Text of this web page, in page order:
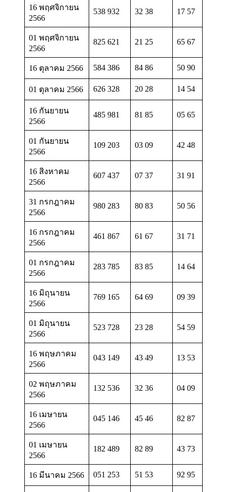
16 พฤศจิกายน
2566
538 932 32 38 17 57
01 พฤศจิกายน
2566
825 621 21 25 65 67
16 ตุลาคม 2566 584 386 84 86 50 90
01 ตุลาคม 2566 626 328 20 28 14 54
16 กันยายน
2566
485 981 81 85 05 65
01 กันยายน
2566
109 203 03 09 42 48
16 สิงหาคม
2566
607 437 07 37 31 91
31 กรกฎาคม
2566
980 283 80 83 50 56
16 กรกฎาคม
2566
461 867 61 67 31 71
01 กรกฎาคม
2566
283 785 83 85 14 64
16 มิถุนายน
2566
769 165 64 69 09 39
01 มิถุนายน
2566
523 728 23 28 54 59
16 พฤษภาคม
2566
043 149 43 49 13 53
02 พฤษภาคม
2566
132 536 32 36 04 09
16 เมษายน
2566
045 146 45 46 82 87
01 เมษายน
2566
182 489 82 89 43 73
16 มีนาคม 2566 051 253 51 53 92 95